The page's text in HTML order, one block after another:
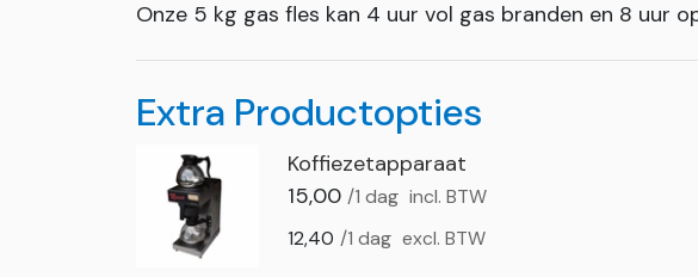
Onze 5 kg gas fles kan 4 uur vol gas branden en 8 uur
Extra Productopties
Koffiezetapparaat
15,00 /1 dag incl. BTW
12,40 /1 dag excl. BTW